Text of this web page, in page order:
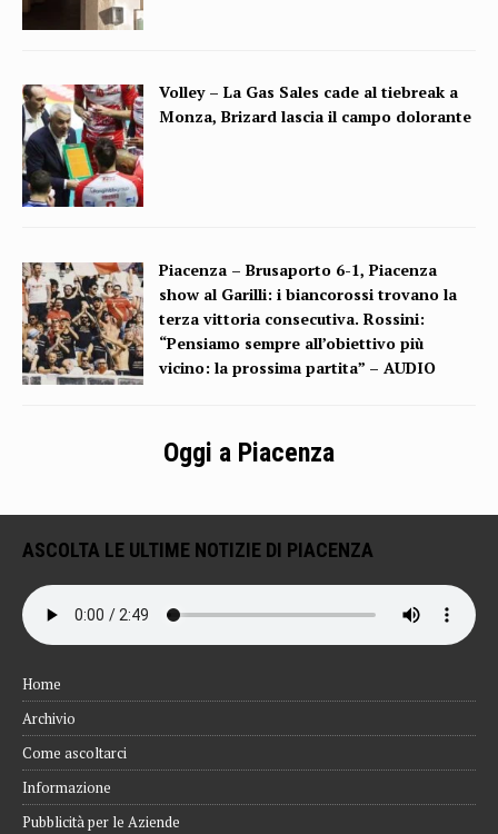
Volley – La Gas Sales cade al tiebreak a
Monza, Brizard lascia il campo dolorante
Piacenza – Brusaporto 6-1, Piacenza
show al Garilli: i biancorossi trovano la
terza vittoria consecutiva. Rossini:
“Pensiamo sempre all’obiettivo più
vicino: la prossima partita” – AUDIO
Oggi a Piacenza
ASCOLTA LE ULTIME NOTIZIE DI PIACENZA
Home
Archivio
Come ascoltarci
Informazione
Pubblicità per le Aziende